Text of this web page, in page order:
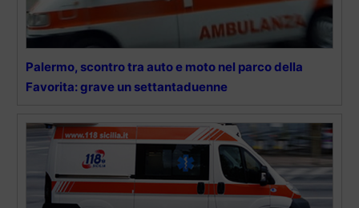
Palermo, scontro tra auto e moto nel parco della
Favorita: grave un settantaduenne